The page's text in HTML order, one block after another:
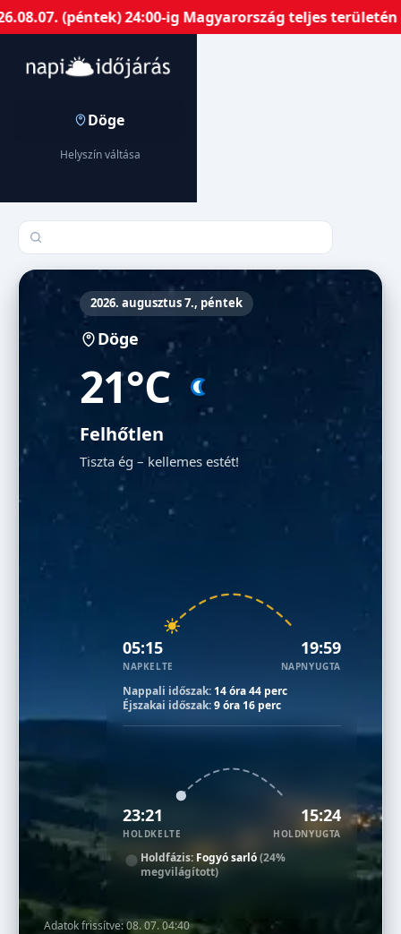
24:00-ig Magyarország teljes területén
Döge
Helyszín váltása
Település keresése
2026. augusztus 7., péntek
Döge
21°C
Felhőtlen
Tiszta ég – kellemes estét!
05:15
NAPKELTE
19:59
NAPNYUGTA
Nappali időszak: 14 óra 44 perc
Éjszakai időszak:9 óra 16 perc
23:21
HOLDKELTE
15:24
HOLDNYUGTA
Holdfázis: Fogyó sarló(24%
megvilágított)
Adatok frissítve:08. 07. 04:40